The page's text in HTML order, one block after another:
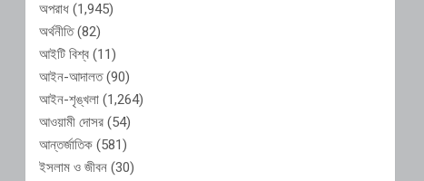
অপরাধ (1,945)
অর্থনীতি(82)
আইটি বিশ্ব (11)
আইন-আদালত(90)
আইন-শৃঙ্খলা (1,264)
আওয়ামী দোসর (54)
আন্তর্জাতিক (581)
ইসলাম ও জীবন (30)